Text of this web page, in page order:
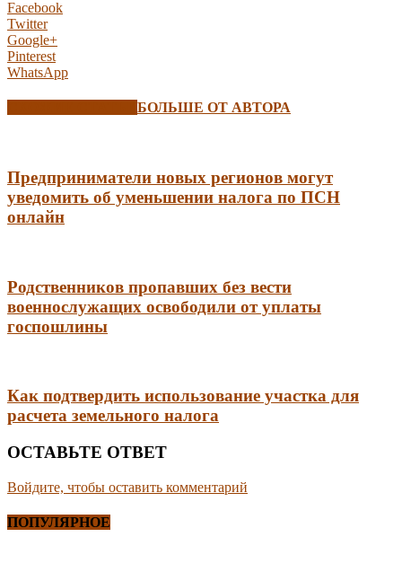
Facebook
Twitter
Google+
Pinterest
WhatsApp
БОЛЬШЕ ОТ АВТОРА
Предприниматели новых регионов могут
уведомить об уменьшении налога по ПСН
онлайн
Родственников пропавших без вести
военнослужащих освободили от уплаты
госпошлины
Как подтвердить использование участка для
расчета земельного налога
ОСТАВЬТЕ ОТВЕТ
Войдите, чтобы оставить комментарий
ПОПУЛЯРНОЕ